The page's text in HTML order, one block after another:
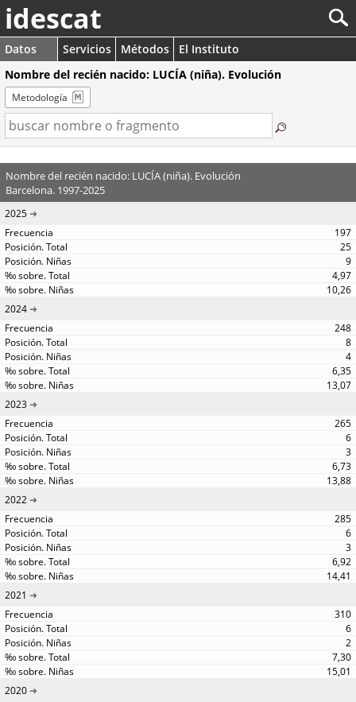
idescat
Datos Servicios Métodos
El Instituto
Nombre del recién nacido: LUCÍA (niña). Evolución
Metodología
Nombre del recién nacido: LUCÍA (niña). Evolución
Barcelona. 1997-2025
2025
197
25
9
4,97
10,26
2024
248
8
4
6,35
13,07
2023
265
6
3
6,73
13,88
2022
285
6
3
6,92
14,41
2021
310
6
2
7,30
15,01
2020